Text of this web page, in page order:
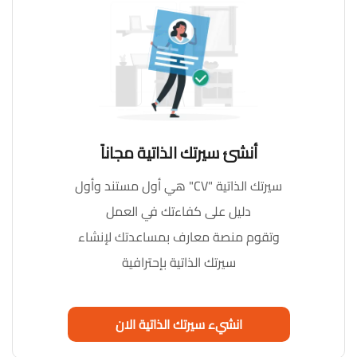
أنشئ سيرتك الذاتية مجاناً
سيرتك الذاتية "CV" هي أول مستند وأول
دليل على كفاءتك في العمل
وتقوم منصة معارف بمساعدتك لإنشاء
سيرتك الذاتية بإحترافية
انشيء سيرتك الذاتية الان